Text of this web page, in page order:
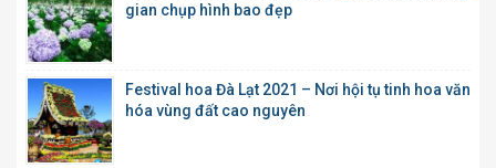
gian chụp hình bao đẹp
Festival hoa Đà Lạt 2021 – Nơi hội tụ tinh hoa văn
hóa vùng đất cao nguyên